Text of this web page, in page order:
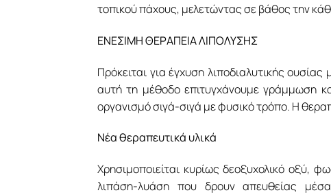
τοπικού πάχους, μελετώντας σε βάθος την
ΕΝΕΣΙΜΗ ΘΕΡΑΠΕΙΑ ΛΙΠΟΛΥΣΗΣ
Πρόκειται για έγχυση λιποδιαλυτικής
αυτή τη μέθοδο επιτυγχάνουμε γράμμωση
οργανισμό σιγά-σιγά με φυσικό τρόπο. Η
Νέα θεραπευτικά υλικά
Χρησιμοποιείται κυρίως δεοξυχολικό οξύ,
λιπάση-λυάση που δρουν απευθείας